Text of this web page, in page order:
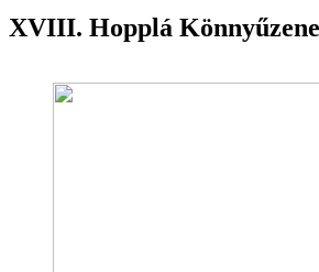
XVIII. Hopplá